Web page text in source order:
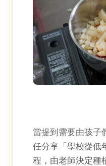
當提到需要由孩子
任分享「學校從低
程，由老師決定種